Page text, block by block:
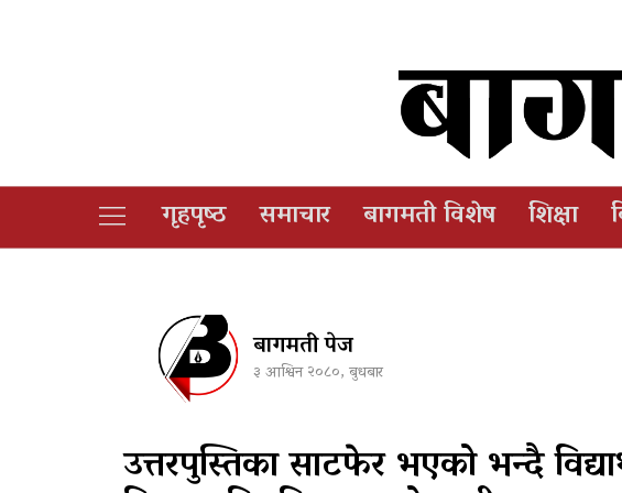
गृहपृष्‍ठ समाचार बागमती विशेष शिक्षा
बागमती पेज
३ आश्विन २०८०, बुधबार
उत्तरपुस्तिका साटफेर भएको भन्दै